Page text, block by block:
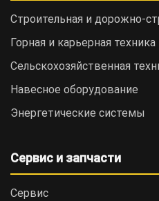
Строительная и дорожно-
Горная и карьерная техника
Сельскохозяйственная
Навесное оборудование
Энергетические системы
Сервис и запчасти
Сервис